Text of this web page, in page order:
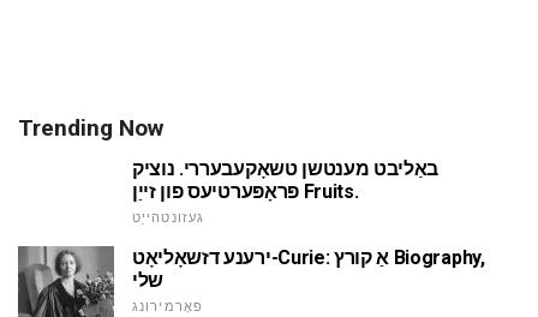
Trending Now
באַליבט מענטשן טשאָקעבעררי. נוציק
פּראָפּערטיעס פון זייַן Fruits.
געזונטהייַט
ירענע דזשאָליאָט-Curie: אַ קורץ Biography,
שלי
פאָרמירונג